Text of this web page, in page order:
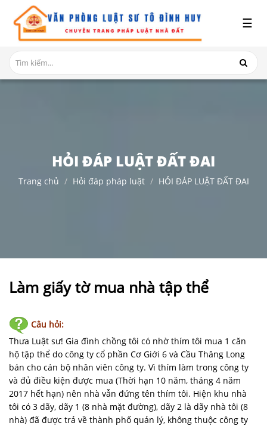
GIỚI
THIỆU
DỊCH
TỤC
ĐẤT
BẢN
-
BIỂU
MẪU
LIÊN
HỆ
☰
HỎI ĐÁP LUẬT ĐẤT ĐAI
Trang chủ Hỏi đáp pháp luật HỎI ĐÁP LUẬT ĐẤT ĐAI
Làm giấy tờ mua nhà tập thể
Câu hỏi:
Thưa Luật sư! Gia đình chồng tôi có nhờ thím tôi mua 1 căn
hộ tập thể do công ty cổ phần Cơ Giới 6 và Cầu Thăng Long
bán cho cán bộ nhân viên công ty. Vì thím làm trong công ty
và đủ điều kiện được mua (Thời hạn 10 năm, tháng 4 năm
2017 hết hạn) nên nhà vẫn đứng tên thím tôi. Hiện khu nhà
tôi có 3 dãy, dãy 1 (8 nhà mặt đường), dãy 2 là dãy nhà tôi (8
nhà) đã được trả về thành phố quản lý, không thuộc công ty